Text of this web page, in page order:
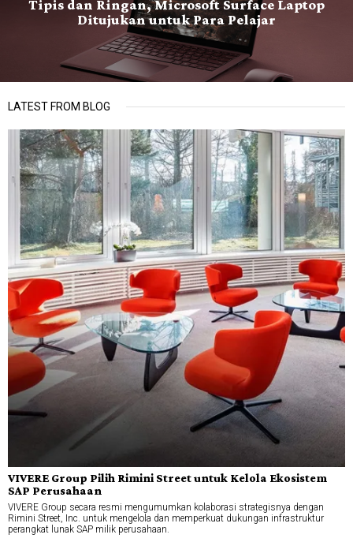
Tipis dan Ringan, Microsoft Surface Laptop
Ditujukan untuk Para Pelajar
LATEST FROM BLOG
VIVERE Group Pilih Rimini Street untuk Kelola Ekosistem
SAP Perusahaan
VIVERE Group secara resmi mengumumkan kolaborasi strategisnya dengan
Rimini Street, Inc. untuk mengelola dan memperkuat dukungan infrastruktur
perangkat lunak SAP milik perusahaan.